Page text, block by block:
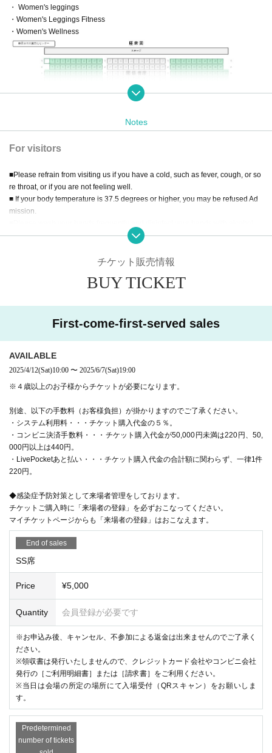
・ Women's leggings
・Women's Leggings Fitness
・Women's Wellness
After the purchase is completed, we will send the "s
eat Number" to the registered email address.
Notes
For visitors
■Please refrain from visiting us if you have a cold, such as fever, cough, or so
re throat, or if you are not feeling well.
■ If your body temperature is 37.5 degrees or higher, you may be refused Ad
mission.
■ Eating and drinking in the audience seats is strictly prohibited.
■Please wear a mask when cheering for the players.
■ごみは必ずお持ち帰りください。
■換気を促すため、常に会場のドアを開けております。
す。
下記は禁止事項一覧です。
【禁止事項】
・立ち上がっての撮影や、目の高さ以上での撮影
・自分の席以外の場所や通路、会場内で歩きながらの撮影
・自撮り棒、固定機等を使用しての撮影
皆様のご理解、ご協力の程よろしくお願いいたします。
チケット販売情報
BUY TICKET
First-come-first-served sales
AVAILABLE
2025/4/12(Sat)10:00 〜 2025/6/7(Sat)19:00
※４歳以上のお子様からチケットが必要になります。
別途、以下の手数料（お客様負担）が掛かりますのでご了承ください。
・システム利用料・・・チケット購入代金の５％。
・コンビニ決済手数料・・・チケット購入代金が50,000円未満は220円、50,
000円以上は440円。
・LivePocketあと払い・・・チケット購入代金の合計額に関わらず、一律1件
220円。
◆感染症予防対策として来場者管理をしております。
チケットご購入時に「来場者の登録」を必ずおこなってください。
マイチケットページからも「来場者の登録」はおこなえます。
End of sales
SS席
Price ¥5,000
Quantity 会員登録が必要です
※お申込み後、キャンセル、不参加による返金は出来ませんのでご了承く
ださい。
※領収書は発行いたしませんので、クレジットカード会社やコンビニ会社
発行の［ご利用明細書］または［請求書］をご利用ください。
※当日は会場の所定の場所にて入場受付（QRスキャン）をお願いしま
す。
Predetermined
number of tickets